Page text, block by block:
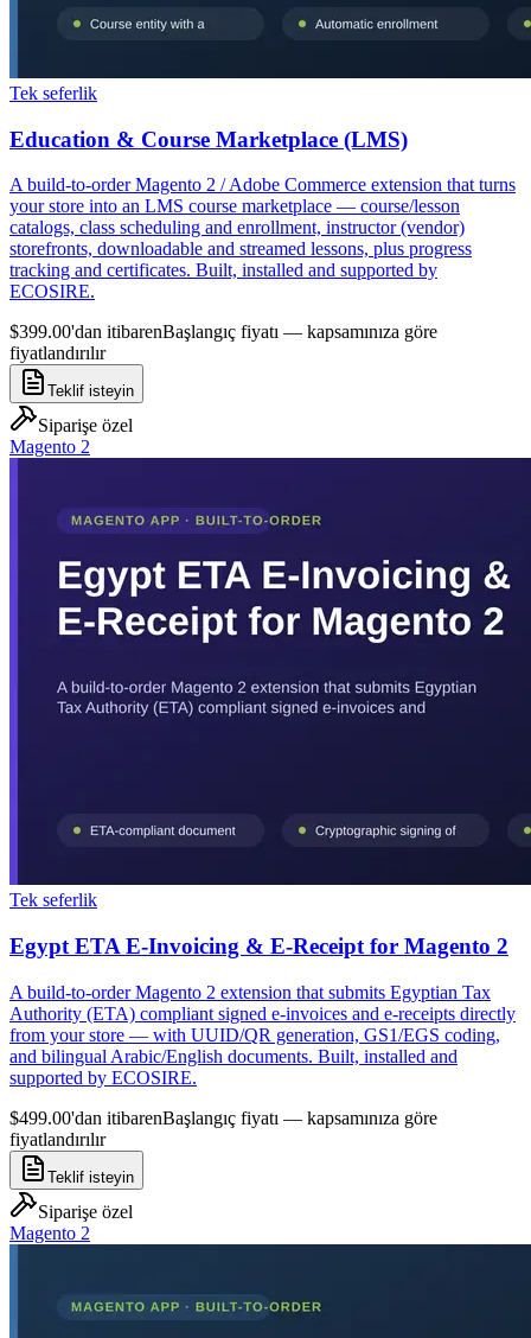
Tek seferlik
Education & Course Marketplace (LMS)
A build-to-order Magento 2 / Adobe Commerce extension that turns
your store into an LMS course marketplace — course/lesson
catalogs, class scheduling and enrollment, instructor (vendor)
storefronts, downloadable and streamed lessons, plus progress
tracking and certificates. Built, installed and supported by
ECOSIRE.
$399.00'dan itibarenBaşlangıç fiyatı — kapsamınıza göre
fiyatlandırılır
Teklif isteyin
Siparişe özel
Magento 2
Tek seferlik
Egypt ETA E-Invoicing & E-Receipt for Magento 2
A build-to-order Magento 2 extension that submits Egyptian Tax
Authority (ETA) compliant signed e-invoices and e-receipts directly
from your store — with UUID/QR generation, GS1/EGS coding,
and bilingual Arabic/English documents. Built, installed and
supported by ECOSIRE.
$499.00'dan itibarenBaşlangıç fiyatı — kapsamınıza göre
fiyatlandırılır
Teklif isteyin
Siparişe özel
Magento 2